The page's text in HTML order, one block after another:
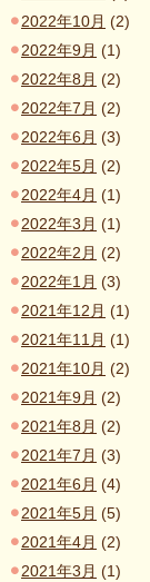
2022年10月 (2)
2022年9月 (1)
2022年8月 (2)
2022年7月 (2)
2022年6月 (3)
2022年5月 (2)
2022年4月 (1)
2022年3月 (1)
2022年2月 (2)
2022年1月 (3)
2021年12月 (1)
2021年11月 (1)
2021年10月 (2)
2021年9月 (2)
2021年8月 (2)
2021年7月 (3)
2021年6月 (4)
2021年5月 (5)
2021年4月 (2)
2021年3月 (1)